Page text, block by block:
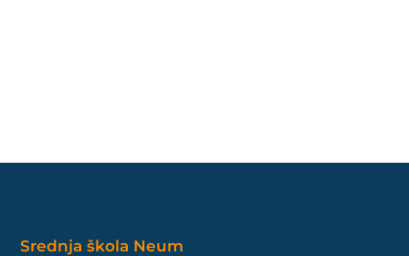
Srednja škola Neum